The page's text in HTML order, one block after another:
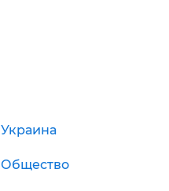
Украина
Общество